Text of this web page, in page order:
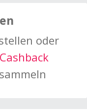
oder